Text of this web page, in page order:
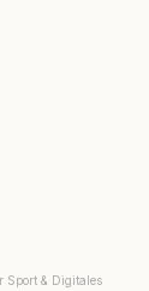
Sport & Digitales